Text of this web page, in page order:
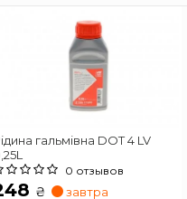
гальмівна DOT 4 LV
0 отзывов
₴ завтра